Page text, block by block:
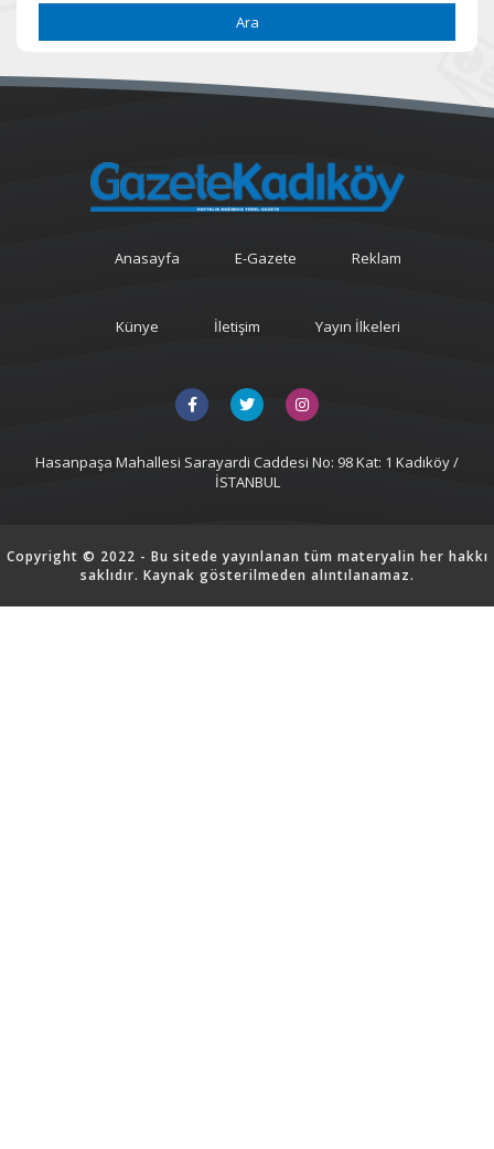
Ara
Anasayfa E-Gazete Reklam
Künye İletişim Yayın İlkeleri
Hasanpaşa Mahallesi Sarayardi Caddesi No: 98 Kat: 1 Kadıköy /
İSTANBUL
Copyright © 2022 - Bu sitede yayınlanan tüm materyalin her hakkı
saklıdır. Kaynak gösterilmeden alıntılanamaz.